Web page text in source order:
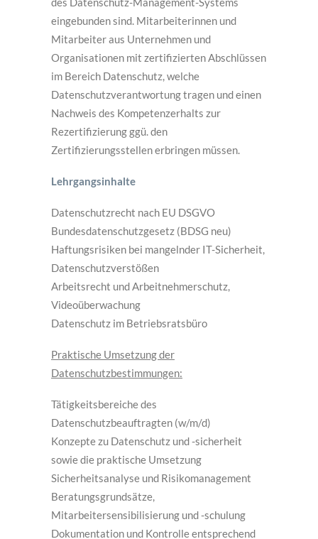
eingebunden sind. Mitarbeiterinnen und
Mitarbeiter aus Unternehmen und
Organisationen mit zertifizierten Abschlüssen
im Bereich Datenschutz, welche
Datenschutzverantwortung tragen und einen
Nachweis des Kompetenzerhalts zur
Rezertifizierung ggü. den
Zertifizierungsstellen erbringen müssen.
Lehrgangsinhalte
Datenschutzrecht nach EU DSGVO
Bundesdatenschutzgesetz (BDSG neu)
Haftungsrisiken bei mangelnder IT-Sicherheit,
Datenschutzverstößen
Arbeitsrecht und Arbeitnehmerschutz,
Videoüberwachung
Datenschutz im Betriebsratsbüro
Praktische Umsetzung der
Datenschutzbestimmungen:
Tätigkeitsbereiche des
Datenschutzbeauftragten (w/m/d)
Konzepte zu Datenschutz und -sicherheit
sowie die praktische Umsetzung
Sicherheitsanalyse und Risikomanagement
Beratungsgrundsätze,
Mitarbeitersensibilisierung und -schulung
Dokumentation und Kontrolle entsprechend